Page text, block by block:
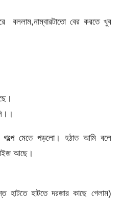
বললাম,নাম্বারটাতো বের করতে খুব
মেতে পড়লো। হঠাত আমি বলে
আছে।
হাটতে দরজার কাছে গেলাম)